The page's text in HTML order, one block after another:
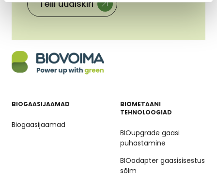
Telli uudiskiri
BIOGAASIJAAMAD
Biogaasijaamad
BIOMETAANI
TEHNOLOOGIAD
BIOupgrade gaasi
puhastamine
BIOadapter gaasisisestus
sõlm